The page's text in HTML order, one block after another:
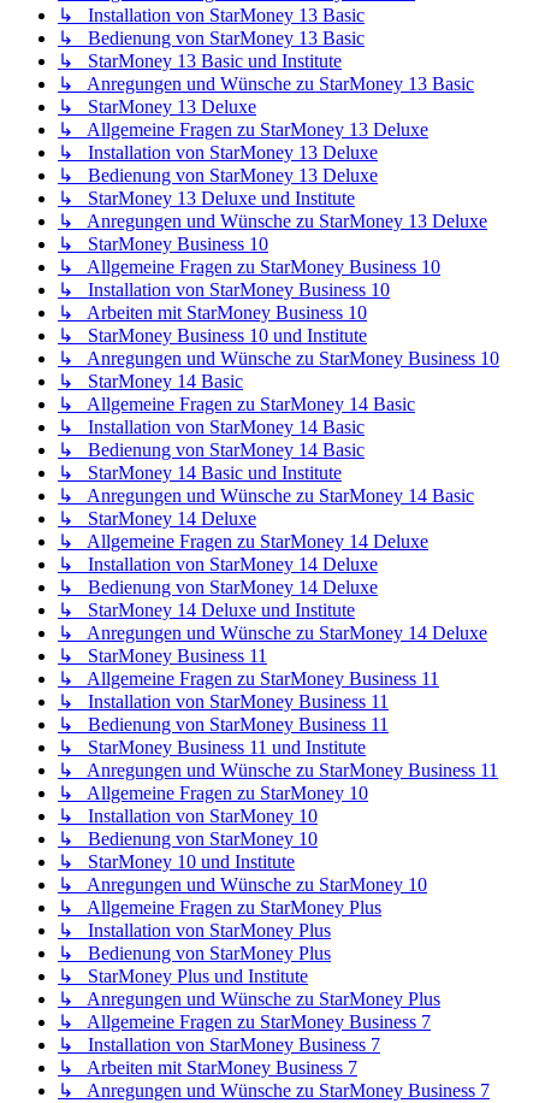
↳ Installation von StarMoney 13 Basic
↳ Bedienung von StarMoney 13 Basic
↳ StarMoney 13 Basic und Institute
↳ Anregungen und Wünsche zu StarMoney 13 Basic
↳ StarMoney 13 Deluxe
↳ Allgemeine Fragen zu StarMoney 13 Deluxe
↳ Installation von StarMoney 13 Deluxe
↳ Bedienung von StarMoney 13 Deluxe
↳ StarMoney 13 Deluxe und Institute
↳ Anregungen und Wünsche zu StarMoney 13 Deluxe
↳ StarMoney Business 10
↳ Allgemeine Fragen zu StarMoney Business 10
↳ Installation von StarMoney Business 10
↳ Arbeiten mit StarMoney Business 10
↳ StarMoney Business 10 und Institute
↳ Anregungen und Wünsche zu StarMoney Business 10
↳ StarMoney 14 Basic
↳ Allgemeine Fragen zu StarMoney 14 Basic
↳ Installation von StarMoney 14 Basic
↳ Bedienung von StarMoney 14 Basic
↳ StarMoney 14 Basic und Institute
↳ Anregungen und Wünsche zu StarMoney 14 Basic
↳ StarMoney 14 Deluxe
↳ Allgemeine Fragen zu StarMoney 14 Deluxe
↳ Installation von StarMoney 14 Deluxe
↳ Bedienung von StarMoney 14 Deluxe
↳ StarMoney 14 Deluxe und Institute
↳ Anregungen und Wünsche zu StarMoney 14 Deluxe
↳ StarMoney Business 11
↳ Allgemeine Fragen zu StarMoney Business 11
↳ Installation von StarMoney Business 11
↳ Bedienung von StarMoney Business 11
↳ StarMoney Business 11 und Institute
↳ Anregungen und Wünsche zu StarMoney Business 11
↳ Allgemeine Fragen zu StarMoney 10
↳ Installation von StarMoney 10
↳ Bedienung von StarMoney 10
↳ StarMoney 10 und Institute
↳ Anregungen und Wünsche zu StarMoney 10
↳ Allgemeine Fragen zu StarMoney Plus
↳ Installation von StarMoney Plus
↳ Bedienung von StarMoney Plus
↳ StarMoney Plus und Institute
↳ Anregungen und Wünsche zu StarMoney Plus
↳ Allgemeine Fragen zu StarMoney Business 7
↳ Installation von StarMoney Business 7
↳ Arbeiten mit StarMoney Business 7
↳ Anregungen und Wünsche zu StarMoney Business 7